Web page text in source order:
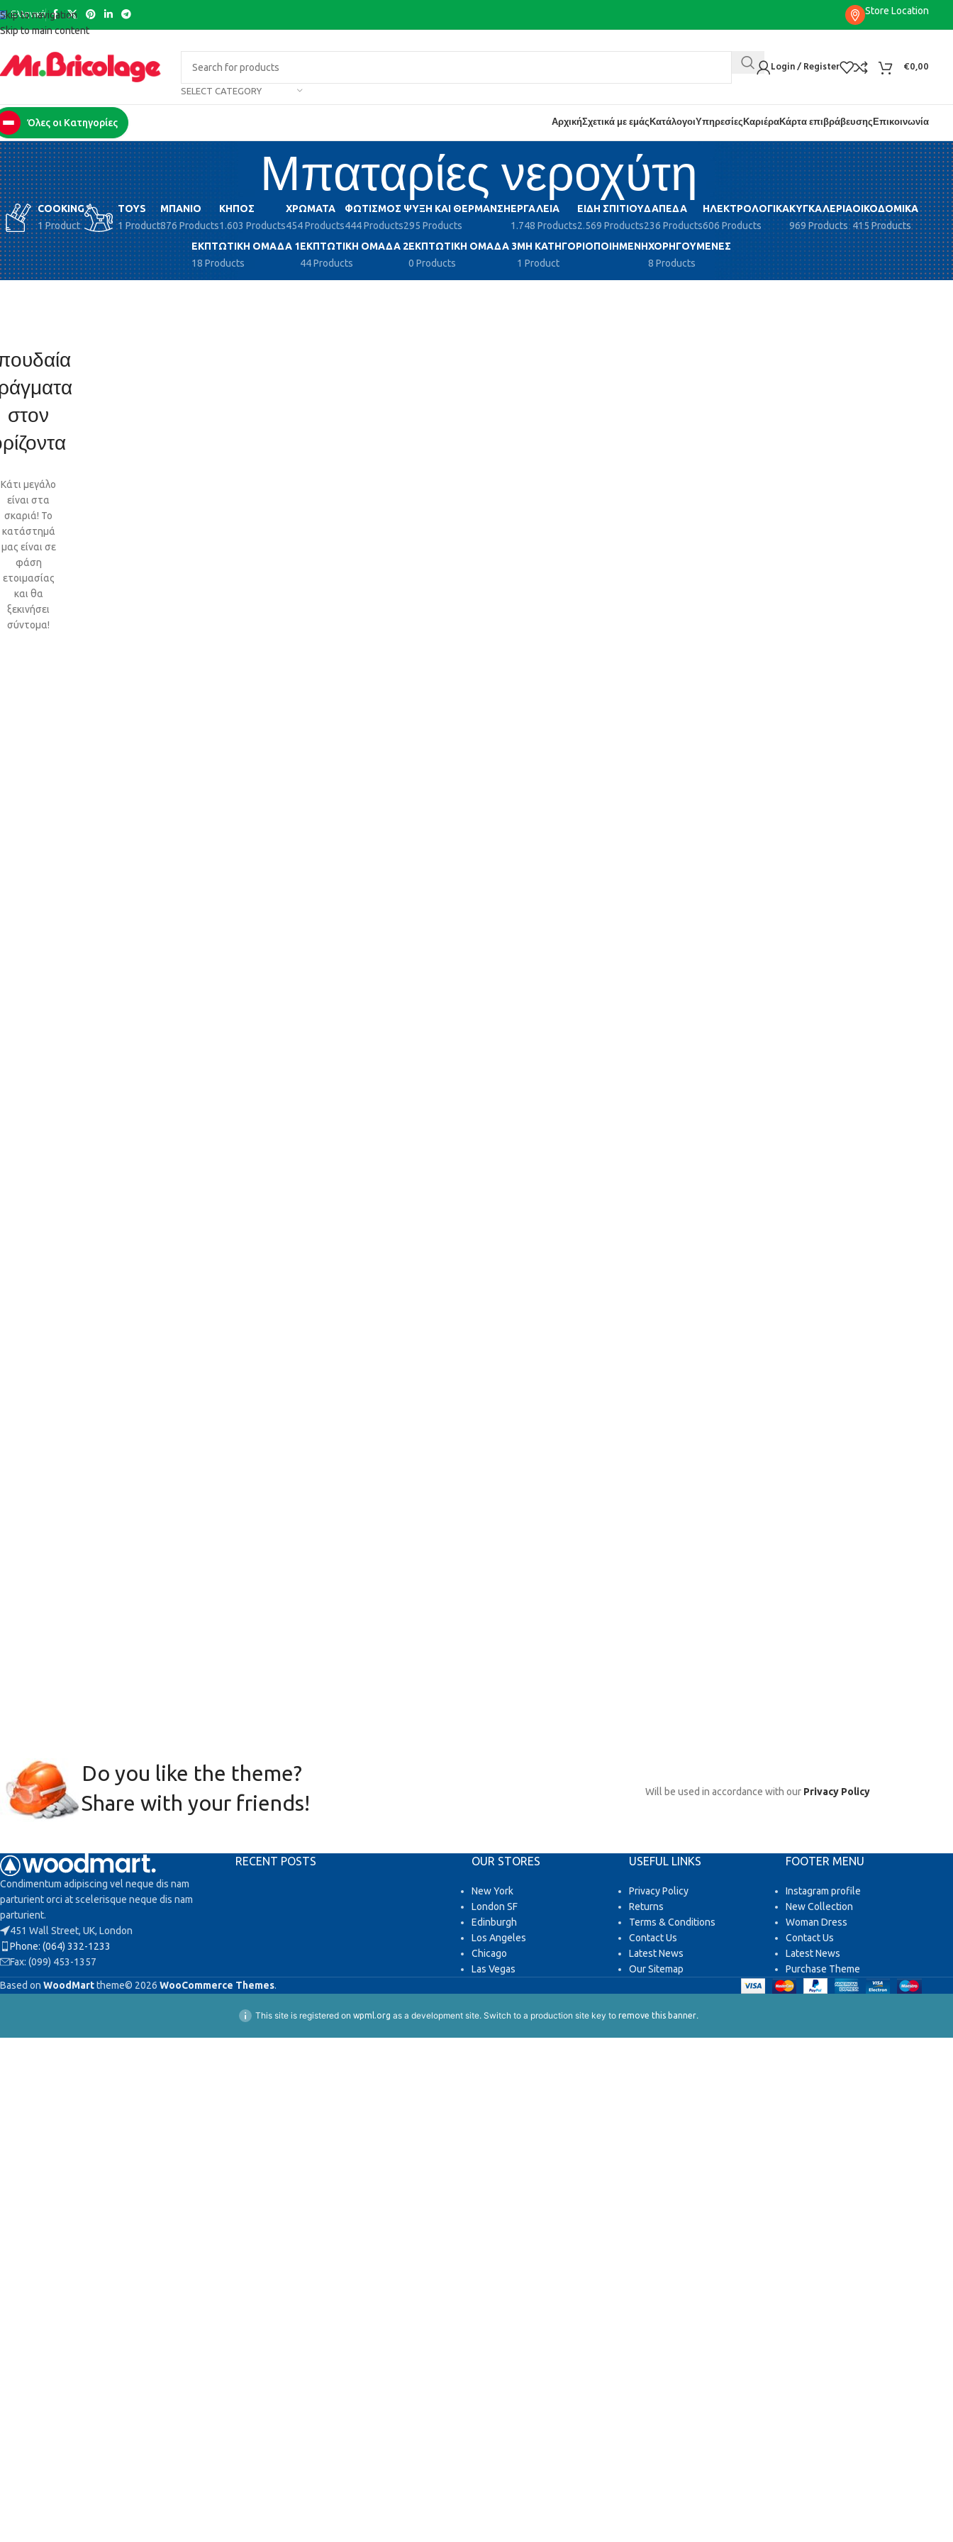
Skip to navigation
Skip to main content
Ελληνικά Store Location
SELECT CATEGORY
Login / Register €0,00
Όλες οι Κατηγορίες ΑρχικήΣχετικά με εμάςΚατάλογοιΥπηρεσίεςΚαριέραΚάρτα επιβράβευσηςΕπικοινωνία
Μπαταρίες νεροχύτη
COOKING
1 Product
TOYS
1 Product
ΜΠΆΝΙΟ
876 Products
ΚΉΠΟΣ
1.603 Products
ΧΡΏΜΑΤΑ
454 Products
ΦΩΤΙΣΜΌΣ
444 Products
ΨΎΞΗ ΚΑΙ ΘΈΡΜΑΝΣΗ
295 Products
ΕΡΓΑΛΕΊΑ
1.748 Products
ΕΊΔΗ ΣΠΙΤΙΟΎ
2.569 Products
ΔΆΠΕΔΑ
236 Products
ΗΛΕΚΤΡΟΛΟΓΙΚΆ
606 Products
ΚΥΓΚΑΛΕΡΊΑ
969 Products
ΟΙΚΟΔΟΜΙΚΆ
415 Products
ΕΚΠΤΩΤΙΚΉ ΟΜΆΔΑ 1
18 Products
ΕΚΠΤΩΤΙΚΉ ΟΜΆΔΑ 2
44 Products
ΕΚΠΤΩΤΙΚΉ ΟΜΆΔΑ 3
0 Products
ΜΗ ΚΑΤΗΓΟΡΙΟΠΟΙΗΜΈΝΗ
1 Product
ΧΟΡΗΓΟΎΜΕΝΕΣ
8 Products
στον
Κάτι μεγάλο
είναι στα
σκαριά! Το
κατάστημά
μας είναι σε
φάση
ετοιμασίας
και θα
ξεκινήσει
σύντομα!
Do you like the theme?
Share with your friends!
Will be used in accordance with our Privacy Policy
Condimentum adipiscing vel neque dis nam
parturient orci at scelerisque neque dis nam
parturient.
451 Wall Street, UK, London
Phone: (064) 332-1233
Fax: (099) 453-1357
RECENT POSTS OUR STORES
New York
London SF
Edinburgh
Los Angeles
Chicago
Las Vegas
USEFUL LINKS
Privacy Policy
Returns
Terms & Conditions
Contact Us
Latest News
Our Sitemap
FOOTER MENU
Instagram profile
New Collection
Woman Dress
Contact Us
Latest News
Purchase Theme
Based on WoodMarttheme© 2026 WooCommerce Themes.
This site is registered on wpml.org as a development site. Switch to a production site key to remove this banner.